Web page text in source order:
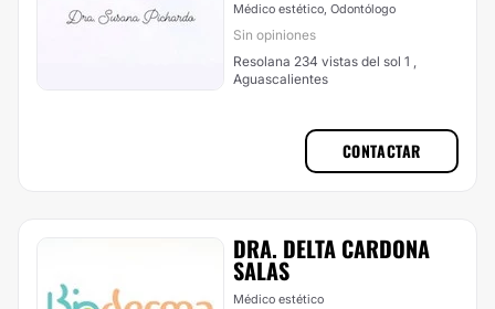
Médico estético, Odontólogo
Sin opiniones
Resolana 234 vistas del sol 1 ,
Aguascalientes
CONTACTAR
DRA. DELTA CARDONA
SALAS
Médico estético